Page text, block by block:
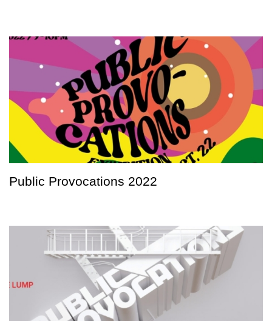
Public Provocations 2022